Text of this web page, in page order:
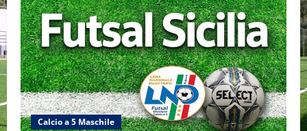
Calcio a 5 Maschile